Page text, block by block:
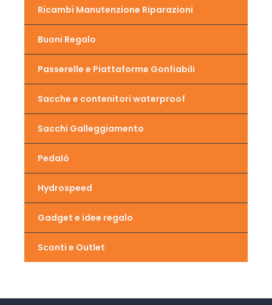
Ricambi Manutenzione Riparazioni
Buoni Regalo
Passerelle e Piattaforme Gonfiabili
Sacche e contenitori waterproof
Sacchi Galleggiamento
Pedalò
Hydrospeed
Gadget e idee regalo
Sconti e Outlet